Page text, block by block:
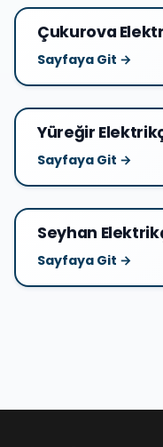
Çukurova
Sayfaya Git →
Yüreğir
Sayfaya Git →
Seyhan
Sayfaya Git →